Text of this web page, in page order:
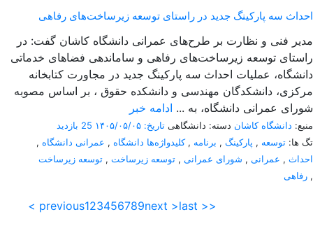
احداث سه پارکینگ جدید در راستای توسعه زیرساخت‌های رفاهی
مدیر فنی و نظارت بر طرح‌های عمرانی دانشگاه کاشان گفت: در
راستای توسعه زیرساخت‌های رفاهی و ساماندهی فضاهای خدماتی
دانشگاه، عملیات احداث سه پارکینگ جدید در مجاورت کتابخانه
مرکزی، دانشکدگان مهندسی و دانشکده حقوق ، بر اساس مصوبه
شورای عمرانی دانشگاه، به ... ادامه خبر
منبع: دانشگاه کاشان دسته: دانشگاهی تاریخ: ۱۴۰۵/۰۵/۰۵
25 بازدید
تگ ها: توسعه , پارکینگ , برنامه ,کلیدواژه‌ها دانشگاه , عمرانی دانشگاه ,
احداث , عمرانی , شورای عمرانی , توسعه زیرساخت , توسعه زیرساخت
رفاهی ,
< previous123456789next >last >>